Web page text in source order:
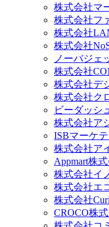
株式会社マ
株式会社フ
株式会社
株式会社
ノーバジェ
株式会社
株式会社デ
株式会社ク
ビーダッシ
株式会社ア
ISBマーケ
株式会社ア
Appmart株
株式会社イ
株式会社エ
株式会社
CROCO株